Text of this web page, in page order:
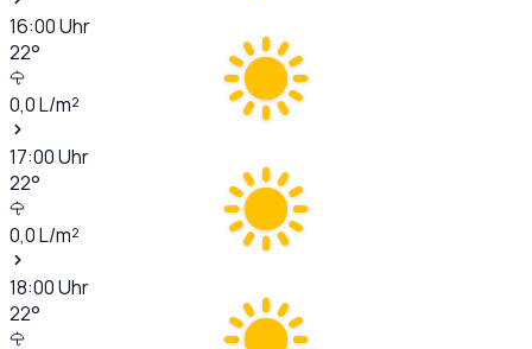
16:00Uhr
22°
0,0L/m²
17:00Uhr
22°
0,0L/m²
18:00Uhr
22°